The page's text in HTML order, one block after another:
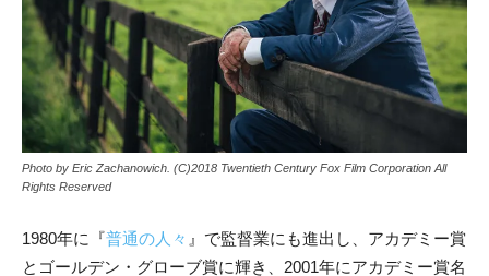
Photo by Eric Zachanowich. (C)2018 Twentieth Century Fox Film Corporation All
Rights Reserved
1980年に『普通の人々 』で監督業にも進出し、アカデミー賞
とゴールデン・グローブ賞に輝き、2001年にアカデミー賞名